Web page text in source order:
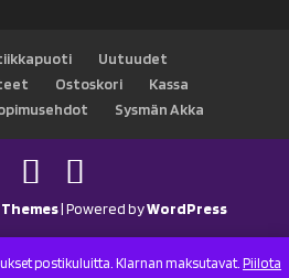
postikuluitta. Klarnan maksutavat. Piilota
Uutuudet
Ostoskori
Kassa
Sysmän Akka
| Powered byWordPress